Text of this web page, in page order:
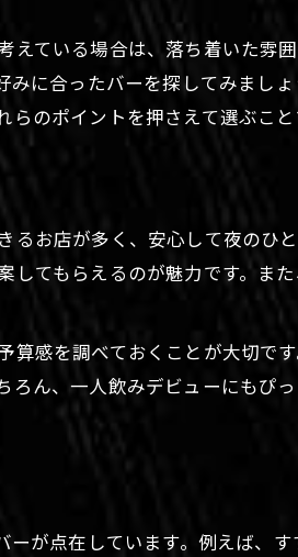
札幌発の個性派バーがもた
北海道札幌市の雰囲気抜群
リラックスできる札幌バー
心安らぐバー探しに札幌を歩く楽
アフター5に訪れたい静かな
癒しを求める札幌のバー選
北海道札幌市でゆったり過
心安らぐ空間が広がる札幌
アフター5が特別になるバーの選
北海道札幌市で自分好みの
えている場合は、落ち着いた雰
に合ったバーを探してみまし
のポイントを押さえて選ぶこ
お店が多く、安心して夜のひ
してもらえるのが魅力です。ま
算感を調べておくことが大切で
ん、一人飲みデビューにもぴ
が点在しています。例えば、